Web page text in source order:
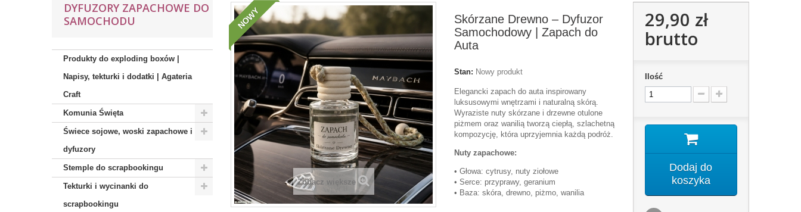
DYFUZORY ZAPACHOWE DO
SAMOCHODU
Produkty do exploding boxów |
Napisy, tekturki i dodatki | Agateria
Craft
Komunia Święta
Świece sojowe, woski zapachowe i
dyfuzory
Stemple do scrapbookingu
Tekturki i wycinanki do
scrapbookingu
NOWY
Zobacz większe
Skórzane Drewno – Dyfuzor
Samochodowy | Zapach do
Auta
Stan: Nowy produkt
Elegancki zapach do auta inspirowany
luksusowymi wnętrzami i naturalną skórą.
Wyraziste nuty skórzane i drzewne otulone
piżmem oraz wanilią tworzą ciepłą, szlachetną
kompozycję, która uprzyjemnia każdą podróż.
Nuty zapachowe:
• Głowa: cytrusy, nuty ziołowe
• Serce: przyprawy, geranium
• Baza: skóra, drewno, piżmo, wanilia
29,90 zł
brutto
Ilość
Dodaj do
koszyka